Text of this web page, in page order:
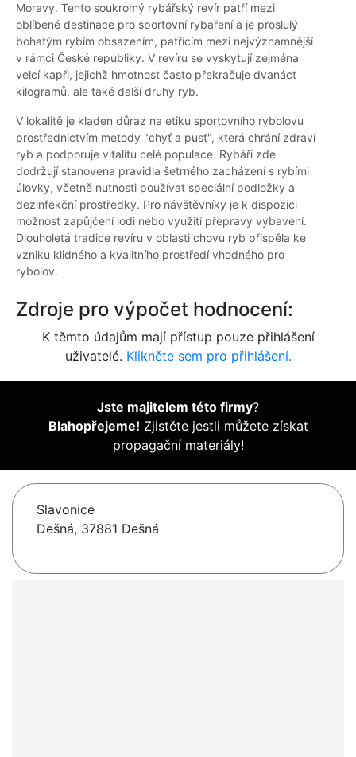
Moravy. Tento soukromý rybářský revír patří mezi
oblíbené destinace pro sportovní rybaření a je proslulý
bohatým rybím obsazením, patřícím mezi nejvýznamnější
v rámci České republiky. V revíru se vyskytují zejména
velcí kapři, jejichž hmotnost často překračuje dvanáct
kilogramů, ale také další druhy ryb.
V lokalitě je kladen důraz na etiku sportovního rybolovu
prostřednictvím metody "chyť a pusť", která chrání zdraví
ryb a podporuje vitalitu celé populace. Rybáři zde
dodržují stanovena pravidla šetrného zacházení s rybími
úlovky, včetně nutnosti používat speciální podložky a
dezinfekční prostředky. Pro návštěvníky je k dispozici
možnost zapůjčení lodi nebo využití přepravy vybavení.
Dlouholetá tradice revíru v oblasti chovu ryb přispěla ke
vzniku klidného a kvalitního prostředí vhodného pro
rybolov.
Zdroje pro výpočet hodnocení:
K těmto údajům mají přístup pouze přihlášení
uživatelé. Klikněte sem pro přihlášení.
Jste majitelem této firmy?
Blahopřejeme! Zjistěte jestli můžete získat
propagační materiály!
Slavonice
Dešná, 37881 Dešná